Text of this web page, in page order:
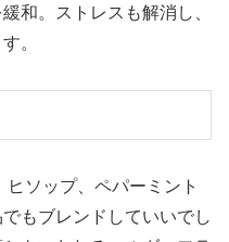
和。ストレスも解消し、
。
ソップ、ペパーミント
もブレンドしていいでし